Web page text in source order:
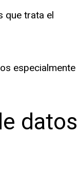
que trata el
especialmente
datos